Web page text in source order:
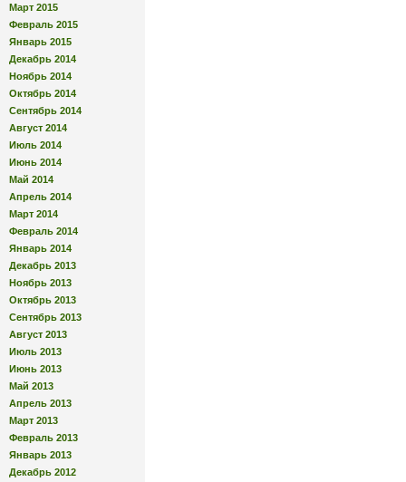
Март 2015
Февраль 2015
Январь 2015
Декабрь 2014
Ноябрь 2014
Октябрь 2014
Сентябрь 2014
Август 2014
Июль 2014
Июнь 2014
Май 2014
Апрель 2014
Март 2014
Февраль 2014
Январь 2014
Декабрь 2013
Ноябрь 2013
Октябрь 2013
Сентябрь 2013
Август 2013
Июль 2013
Июнь 2013
Май 2013
Апрель 2013
Март 2013
Февраль 2013
Январь 2013
Декабрь 2012